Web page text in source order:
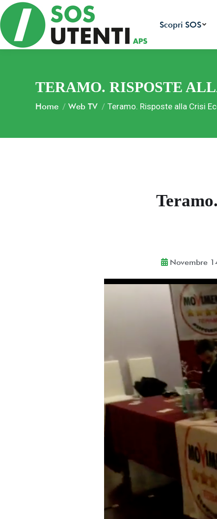
Scopri SOS
TERAMO. RISPOSTE
You are here:
Home Web TV Teramo. Risposte alla Crisi
Novembre
Tutte le
Accetto le
Iscriviti ora!
Powered by ARForms